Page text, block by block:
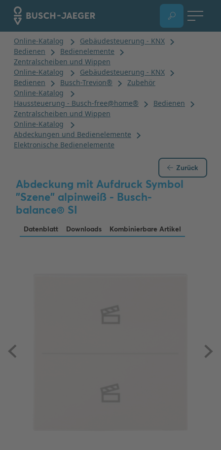
Zurück
Abdeckung mit Aufdruck Symbol
"Szene" alpinweiß - Busch-
balance® SI
Datenblatt Downloads Kombinierbare Artikel